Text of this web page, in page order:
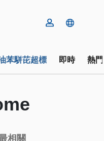
苯駢芘超標 即時 熱
相關